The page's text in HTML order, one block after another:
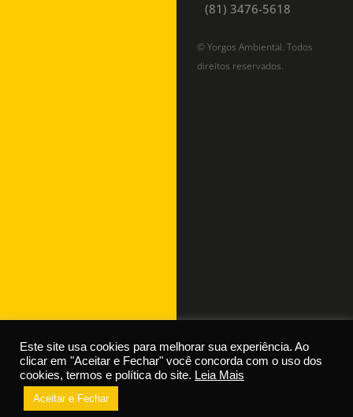
(81) 3476-5618
© Yorgos Ambiental. Todos
direitos reservados.
Este site usa cookies para melhorar sua experiência. Ao
clicar em "Aceitar e Fechar" você concorda com o uso dos
cookies, termos e política do site. Leia Mais
Aceitar e Fechar
Dúvidas? Fale com o SAC!